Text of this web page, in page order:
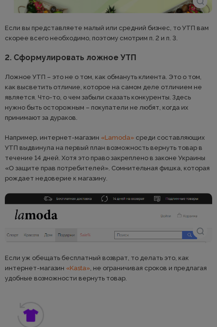
Если вы представляете малый или средний бизнес, то УТП вам
скорее всего необходимо, поэтому смотрим п. 2 и п. 3.
2. Сформулировать ложное УТП
Ложное УТП – это не о том, как обмануть клиента. Это о том,
как высветить отличие, которое на самом деле отличием не
является. Что-то, о чем забыли сказать конкуренты. Здесь
нужно быть осторожным – покупатели не любят, когда их
принимают за дураков.
Например, интернет-магазин «Lamoda» среди составляющих
УТП выдвинула на первый план возможность вернуть товар в
течение 14 дней. Хотя это право закреплено в законе Украины
«О защите прав потребителей». Сомнительная фишка, которая
рождает недоверие к магазину.
Если уж обещать бесплатный возврат, то делать это, как
интернет-магазин «Kasta» , не ограничивая сроков и предлагая
удобные возможности вернуть товар.